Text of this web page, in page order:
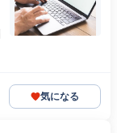
気になる